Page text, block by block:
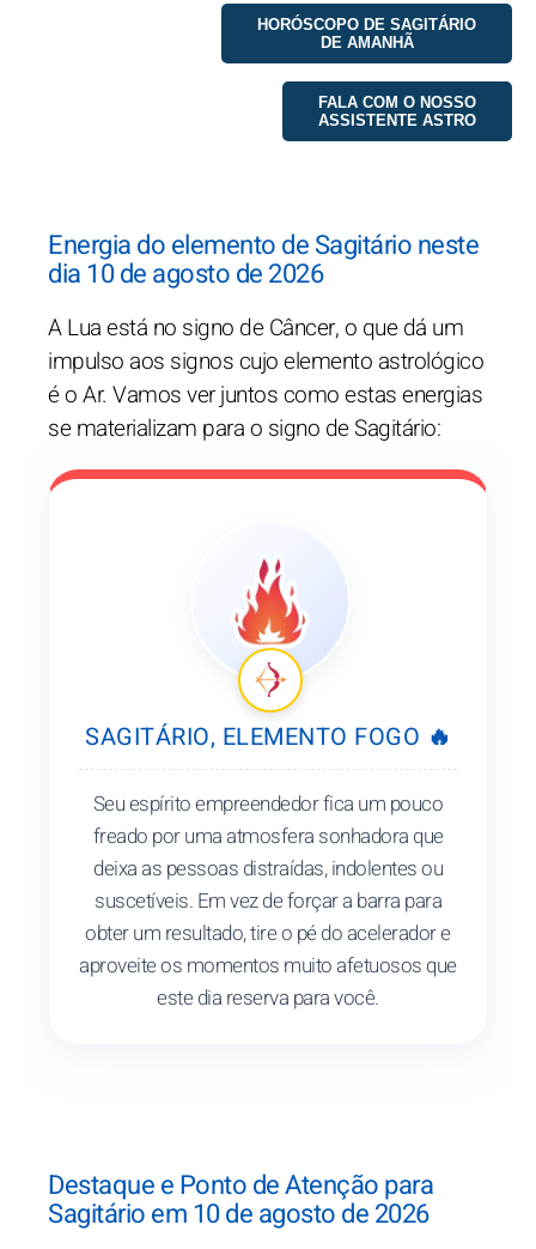
HORÓSCOPO DE SAGITÁRIO
DE AMANHÃ
FALA COM O NOSSO
ASSISTENTE ASTRO
Energia do elemento de Sagitário neste
dia 10 de agosto de 2026
A Lua está no signo de Câncer, o que dá um
impulso aos signos cujo elemento astrológico
é o Ar. Vamos ver juntos como estas energias
se materializam para o signo de Sagitário:
SAGITÁRIO, ELEMENTO FOGO 🔥
Seu espírito empreendedor fica um pouco
freado por uma atmosfera sonhadora que
deixa as pessoas distraídas, indolentes ou
suscetíveis. Em vez de forçar a barra para
obter um resultado, tire o pé do acelerador e
aproveite os momentos muito afetuosos que
este dia reserva para você.
Destaque e Ponto de Atenção para
Sagitário em 10 de agosto de 2026